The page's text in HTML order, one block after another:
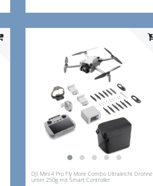
DJI Mini 4 Pro Fly More Combo Ultraleicht Drohne
unter 250g mit Smart Controller